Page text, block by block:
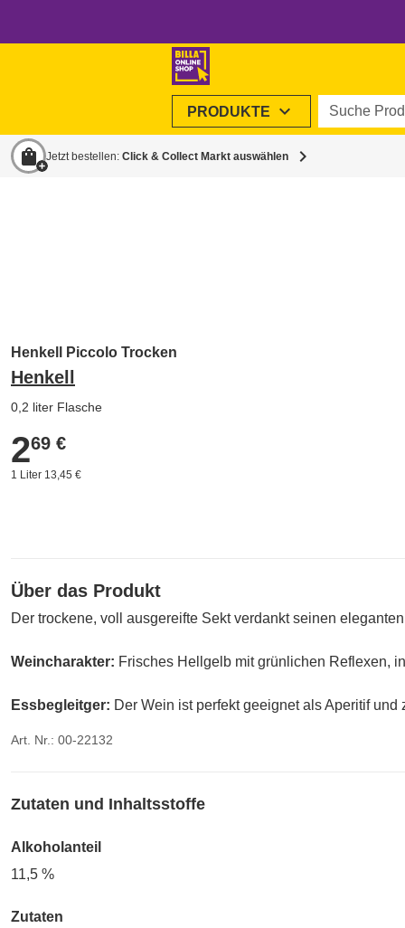
PRODUKTE expand_more Suche
shopping_bag Jetzt bestellen: Click & Collect Markt auswählen chevron_right
Henkell Piccolo Trocken
Henkell
0,2 liter Flasche
2,69 €
269 €
1 Liter 13,45 €
Über das Produkt
Der trockene, voll ausgereifte Sekt verdankt seinen
Weincharakter: Frisches Hellgelb mit grünlichen Reflexen,
Essbegleitger: Der Wein ist perfekt geeignet als Aperitif
Art. Nr.: 00-22132
Zutaten und Inhaltsstoffe
Alkoholanteil
11,5 %
Zutaten